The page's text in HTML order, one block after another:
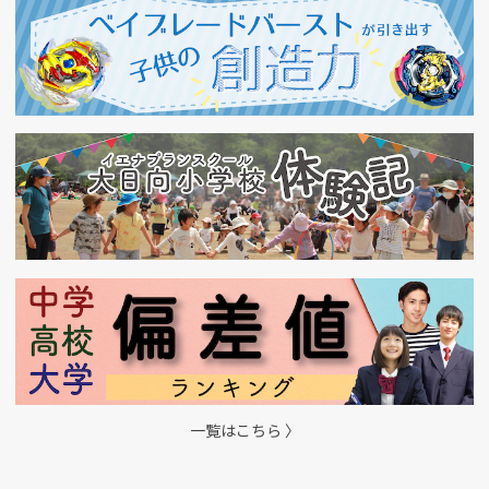
一覧はこちら 〉